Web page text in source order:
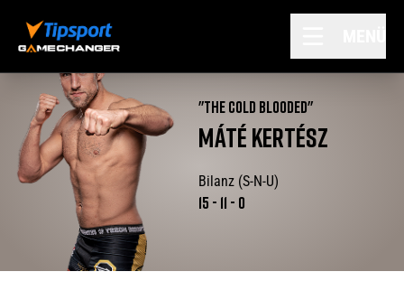
"The Cold blooded"
MÁTÉKERTÉSZ
Bilanz (S-N-U)
15 - 11 - 0